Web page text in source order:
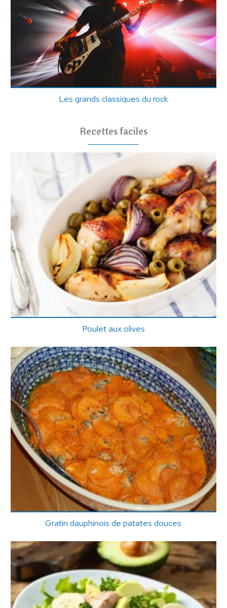
Les grands classiques du rock
Recettes faciles
Poulet aux olives
Gratin dauphinois de patates douces